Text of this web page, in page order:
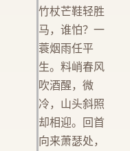
竹杖芒鞋轻胜
马，谁怕？一
蓑烟雨任平
生。料峭春风
吹酒醒，微
冷，山头斜照
却相迎。回首
向来萧瑟处，